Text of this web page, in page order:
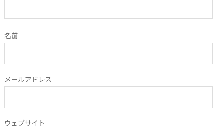
名前
メールアドレス
ウェブサイト